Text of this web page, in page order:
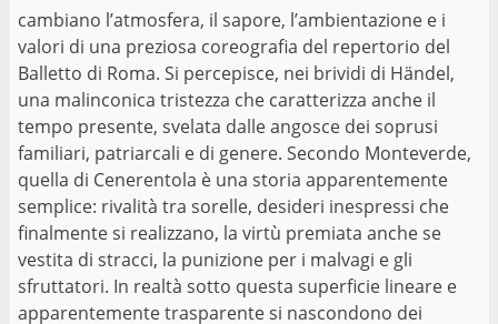
cambiano l’atmosfera, il sapore, l’ambientazione e i
valori di una preziosa coreografia del repertorio del
Balletto di Roma. Si percepisce, nei brividi di Händel,
una malinconica tristezza che caratterizza anche il
tempo presente, svelata dalle angosce dei soprusi
familiari, patriarcali e di genere. Secondo Monteverde,
quella di Cenerentola è una storia apparentemente
semplice: rivalità tra sorelle, desideri inespressi che
finalmente si realizzano, la virtù premiata anche se
vestita di stracci, la punizione per i malvagi e gli
sfruttatori. In realtà sotto questa superficie lineare e
apparentemente trasparente si nascondono dei